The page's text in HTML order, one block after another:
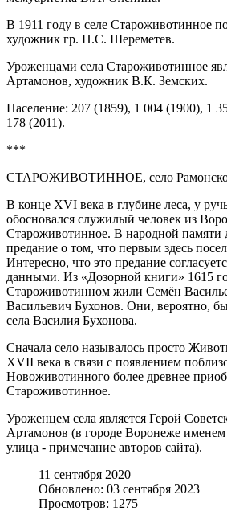
В 1911 году в селе Староживотинное
художник гр. П.С. Шереметев.
Уроженцами села Староживотинное
Артамонов, художник В.К. Земских.
Население: 207 (1859), 1 004 (1900), 1
178 (2011).
***
СТАРОЖИВОТИННОЕ, село
В конце XVI века в глубине леса, у
обосновался служилый человек из
Староживотинное. В народной памяти
предание о том, что первым здесь
Интересно, что это предание
данными. Из «Дозорной книги» 1615
Староживотинном жили Семён
Васильевич Бухонов. Они, вероятно,
села Василия Бухонова.
Сначала село называлось просто
XVII века в связи с появлением
Новоживотинного более древнее
Староживотинное.
Уроженцем села является Герой
Артамонов (в городе Воронеже
улица - примечание авторов сайта).
11 сентября 2020
Обновлено: 03 сентября 2023
Просмотров: 1275